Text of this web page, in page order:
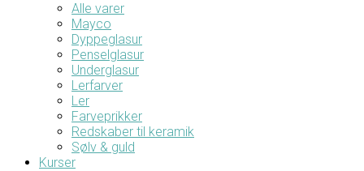
Alle varer
Mayco
Dyppeglasur
Penselglasur
Underglasur
Lerfarver
Ler
Farveprikker
Redskaber til keramik
Sølv & guld
Kurser